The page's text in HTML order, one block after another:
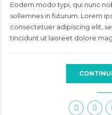
Eodem modo typi, qui nunc
sollemnes in futurum. Lorem
consectetuer adipiscing elit,
tincidunt ut laoreet dolore